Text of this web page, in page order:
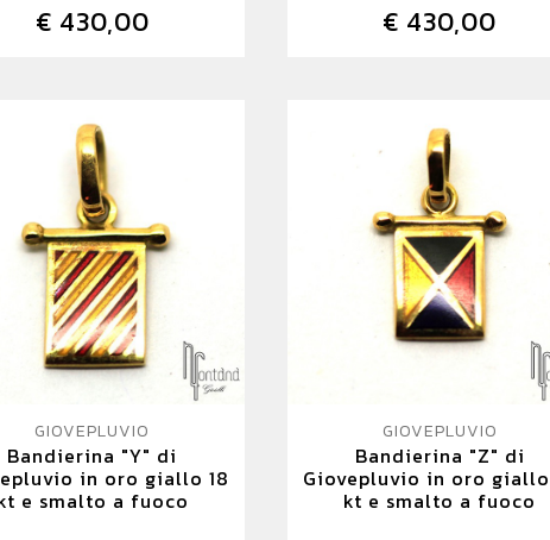
€ 430,00 € 430,00
GIOVEPLUVIO
Bandierina "Y" di
in oro giallo 18
e smalto a fuoco
GIOVEPLUVIO
Bandierina "Z" di
Giovepluvio in oro giallo
kt e smalto a fuoco